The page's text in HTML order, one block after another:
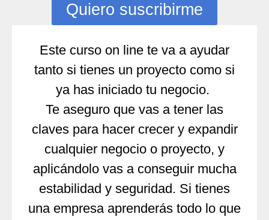
Quiero suscribirme
Este curso on line te va a ayudar
tanto si tienes un proyecto como si
ya has iniciado tu negocio.
Te aseguro que vas a tener las
claves para hacer crecer y expandir
cualquier negocio o proyecto, y
aplicándolo vas a conseguir mucha
estabilidad y seguridad. Si tienes
una empresa aprenderás todo lo que